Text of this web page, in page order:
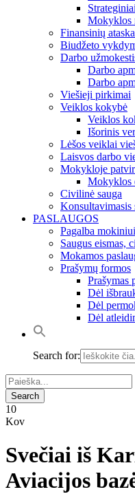
Mokyklos
Finansinių
Biudžeto
Darbo
Darbo
Darbo
Viešieji pirkimai
Veiklos kokybė
Veiklos
Išorinis
Lėšos veiklai
Laisvos darbo
Mokykloje
Mokyklos
Civilinė sauga
Konsultavimasis
PASLAUGOS
Pagalba mokiniui
Saugus eismas,
Mokamos
Prašymų formos
Prašymas
Dėl
Dėl
Dėl
Search for:
10
Kov
Svečiai iš
Aviacijos